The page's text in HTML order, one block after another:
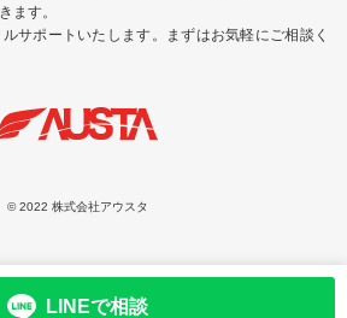
LINEで相談
ます。
サポートいたします。まずはお気軽にご相談く
© 2022 株式会社アウスタ